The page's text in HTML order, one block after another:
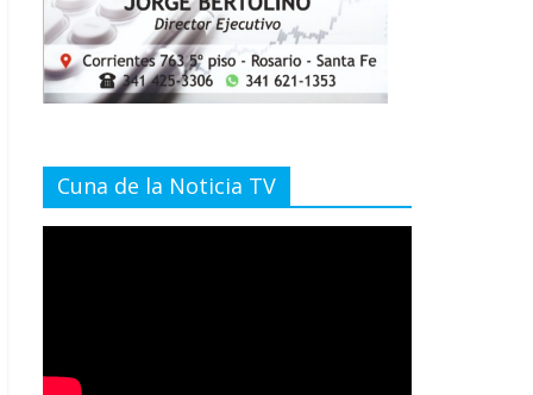
Cuna de la Noticia TV